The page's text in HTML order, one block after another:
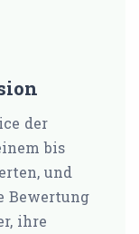
der
bis
und
Bewertung
ihre